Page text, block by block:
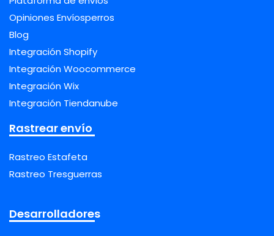
Opiniones Envíosperros
Blog
Integración Shopify
Integración Woocommerce
Integración Wix
Integración Tiendanube
Rastrear envío
Rastreo Estafeta
Rastreo Tresguerras
Desarrolladores